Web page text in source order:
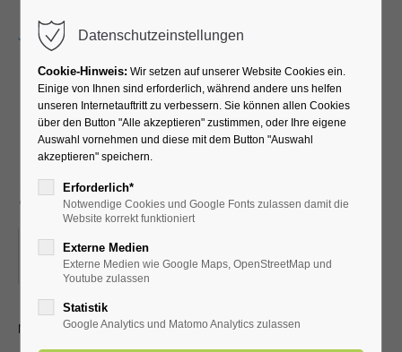
Lauftreff für
Fortgeschrittene (versch.
Streckenlängen)
22.11.2025, 07:45
ORT: VOR DER KURHALLE
mit dem LTV aktiv Bad Westernkotten
Datenschutzeinstellungen
Cookie-Hinweis: Wir setzen auf unserer Website Cookies ein.
Einige von Ihnen sind erforderlich, während andere uns helfen
unseren Internetauftritt zu verbessern. Sie können allen Cookies
über den Button "Alle akzeptieren" zustimmen, oder Ihre eigene
Auswahl vornehmen und diese mit dem Button "Auswahl
akzeptieren" speichern.
Erforderlich*
Notwendige Cookies und Google Fonts zulassen damit die
Website korrekt funktioniert
Externe Medien
Externe Medien wie Google Maps, OpenStreetMap und
Youtube zulassen
Statistik
Google Analytics und Matomo Analytics zulassen